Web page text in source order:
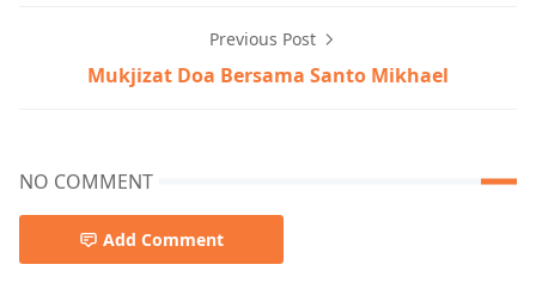
Previous Post
Mukjizat Doa Bersama Santo Mikhael
NO COMMENT
Add Comment